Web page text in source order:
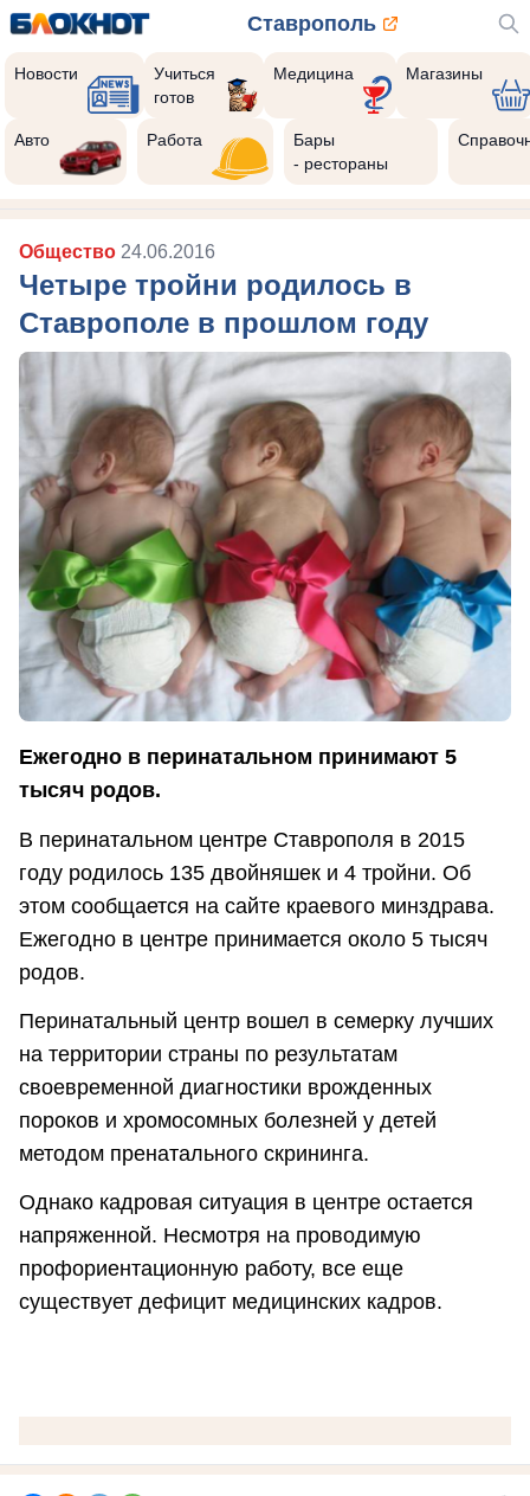
Ставрополь
Новости
Учиться
готов
Медицина Магазины
Авто Работа
Бары
- рестораны
Общество 24.06.2016
Четыре тройни родилось в
Ставрополе в прошлом году
Ежегодно в перинатальном принимают 5
тысяч родов.
В перинатальном центре Ставрополя в 2015
году родилось 135 двойняшек и 4 тройни. Об
этом сообщается на сайте краевого минздрава.
Ежегодно в центре принимается около 5 тысяч
родов.
Перинатальный центр вошел в семерку лучших
на территории страны по результатам
своевременной диагностики врожденных
пороков и хромосомных болезней у детей
методом пренатального скрининга.
Однако кадровая ситуация в центре остается
напряженной. Несмотря на проводимую
профориентационную работу, все еще
существует дефицит медицинских кадров.